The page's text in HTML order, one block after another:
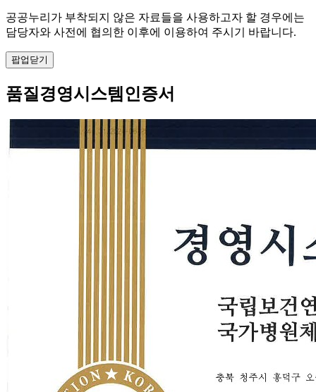
공공누리가 부착되지 않은 자료들을 사용하고자 할 경우에는
담당자와 사전에 협의한 이후에 이용하여 주시기 바랍니다.
팝업닫기
품질경영시스템인증서